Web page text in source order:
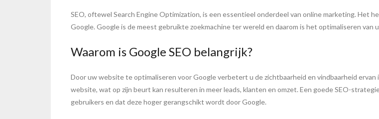
SEO, oftewel Search Engine Optimization, is een essentieel onderdeel van online marketing. Het
Google. Google is de meest gebruikte zoekmachine ter wereld en daarom is het optimaliseren van
Waarom is Google SEO belangrijk?
Door uw website te optimaliseren voor Google verbetert u de zichtbaarheid en vindbaarheid
website, wat op zijn beurt kan resulteren in meer leads, klanten en omzet. Een goede SEO-
gebruikers en dat deze hoger gerangschikt wordt door Google.